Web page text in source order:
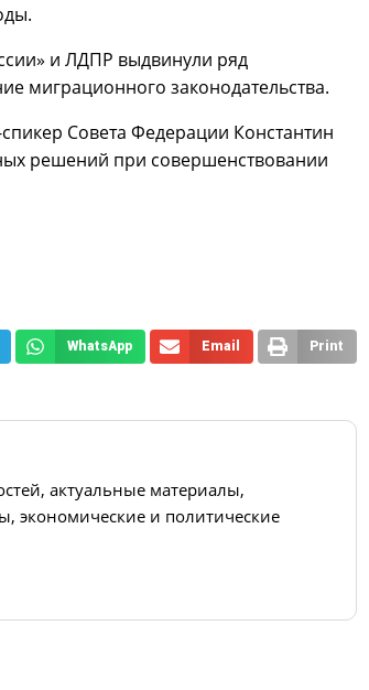
и ЛДПР выдвинули ряд
миграционного законодательства.
Совета Федерации Константин
решений при совершенствовании
WhatsApp Email Print
актуальные материалы,
экономические и политические